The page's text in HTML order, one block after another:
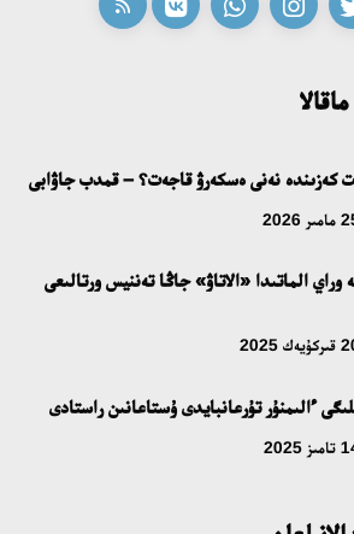
كەزىندە نەنى ەسكەرۋ قاجەت؟ – قمدب جاۋابى
وراي الماتىدا «الاتاۋ» جاڭا تەننيس ورتالىعى
ءالىمنۇر تۇرعانبايدى ۇستاعانىن راستادى